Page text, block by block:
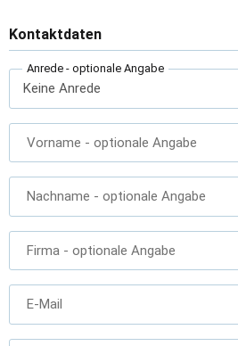
Kontaktdaten
Anrede - optionale Angabe
Vorname - optionale Angabe
Nachname - optionale Angabe
Firma - optionale Angabe
E-Mail